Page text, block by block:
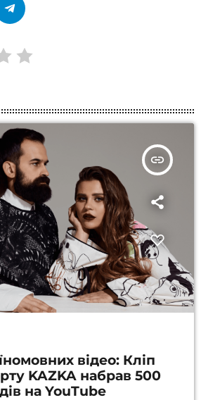
insert_link
відео: Кліп
KAZKA набрав 500
на YouTube